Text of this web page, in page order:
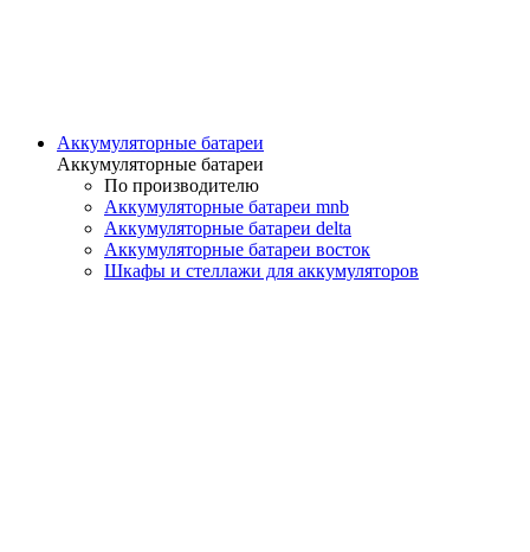
Аккумуляторные батареи
Аккумуляторные батареи
По производителю
Аккумуляторные батареи mnb
Аккумуляторные батареи delta
Аккумуляторные батареи восток
Шкафы и стеллажи для аккумуляторов